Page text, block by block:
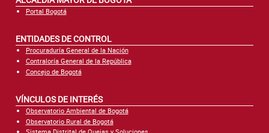
Portal Bogotá
ENTIDADES DE CONTROL
Procuraduría General de la Nación
Contraloría General de la República
Concejo de Bogotá
VÍNCULOS DE INTERÉS
Observatorio Ambiental de Bogotá
Observatorio Rural de Bogotá